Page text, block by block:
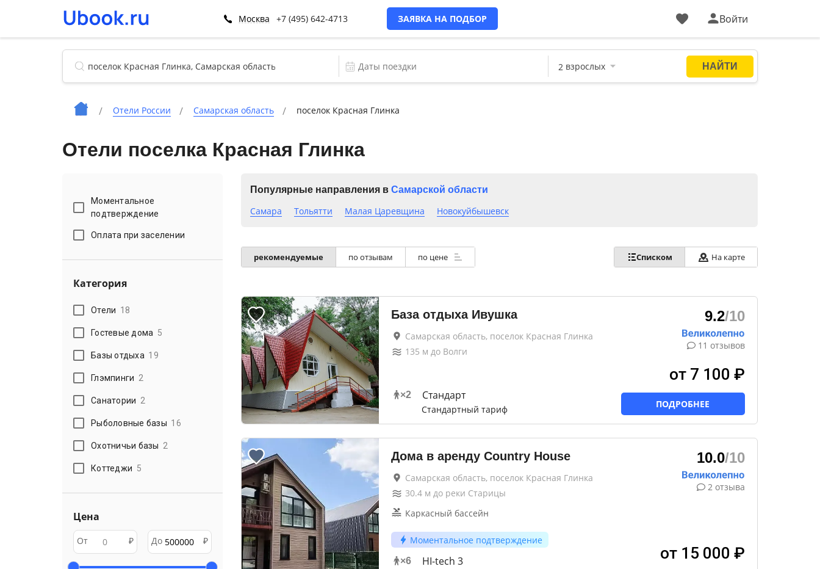
Москва +7 (495) 642-4713 ЗАЯВКА НА ПОДБОР Войти
Отели России Самарская область поселок Красная Глинка
Отели поселка Красная Глинка
Моментальное
подтверждение
Оплата при заселении
Категория
Отели 18
Гостевые дома 5
Базы отдыха 19
Глэмпинги 2
Санатории 2
Рыболовные базы 16
Охотничьи базы 2
Коттеджи 5
Цена
От ₽ До ₽
Популярные направления в Самарской области
Самара Тольятти Малая Царевщина Новокуйбышевск
рекомендуемые по отзывам по цене Списком На карте
База отдыха Ивушка
Самарская область, поселок Красная Глинка
135 м до Волги
×2 Стандарт
Стандартный тариф
9.2/10
11 отзывов
от 7 100 ₽
ПОДРОБНЕЕ
Дома в аренду Country House
Самарская область, поселок Красная Глинка
30.4м до реки Старицы
Каркасный бассейн
Моментальное подтверждение
×6 HI-tech 3
10.0/10
2 отзыва
от 15 000 ₽